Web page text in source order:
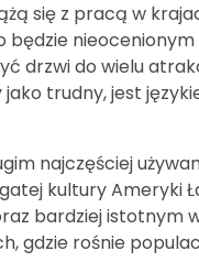
się z pracą w
będzie
drzwi do wielu
trudny, jest
najczęściej
kultury Ameryki
bardziej
gdzie rośnie